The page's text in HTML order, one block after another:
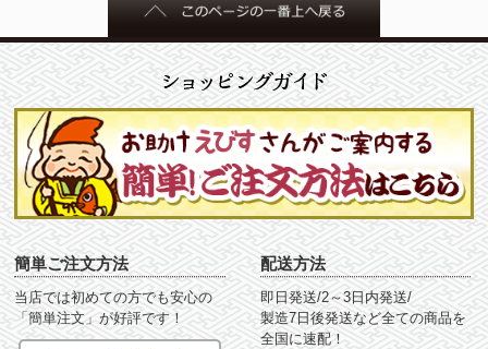
簡単ご注文方法
当店では初めての方でも安心の
「簡単注文」が好評です！
配送方法
即日発送/2～3日内発送/
製造7日後発送など全ての商品を
全国に速配！